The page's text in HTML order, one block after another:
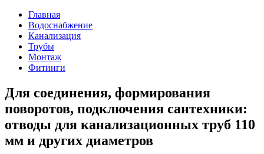
Главная
Водоснабжение
Канализация
Трубы
Монтаж
Фитинги
Для соединения, формирования
поворотов, подключения сантехники:
отводы для канализационных труб 110
мм и других диаметров